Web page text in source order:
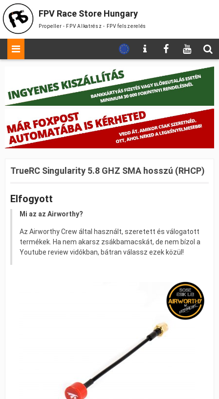
FPV Race Store Hungary
Propeller - FPV Alkatrész - FPV felszerelés
TrueRC Singularity 5.8 GHZ SMA hosszú (RHCP)
Elfogyott
Mi az az Airworthy?
Az Airworthy Crew által használt, szeretett és válogatott
termékek. Ha nem akarsz zsákbamacskát, de nem bízol a
Youtube review vidókban, bátran válassz ezek közül!